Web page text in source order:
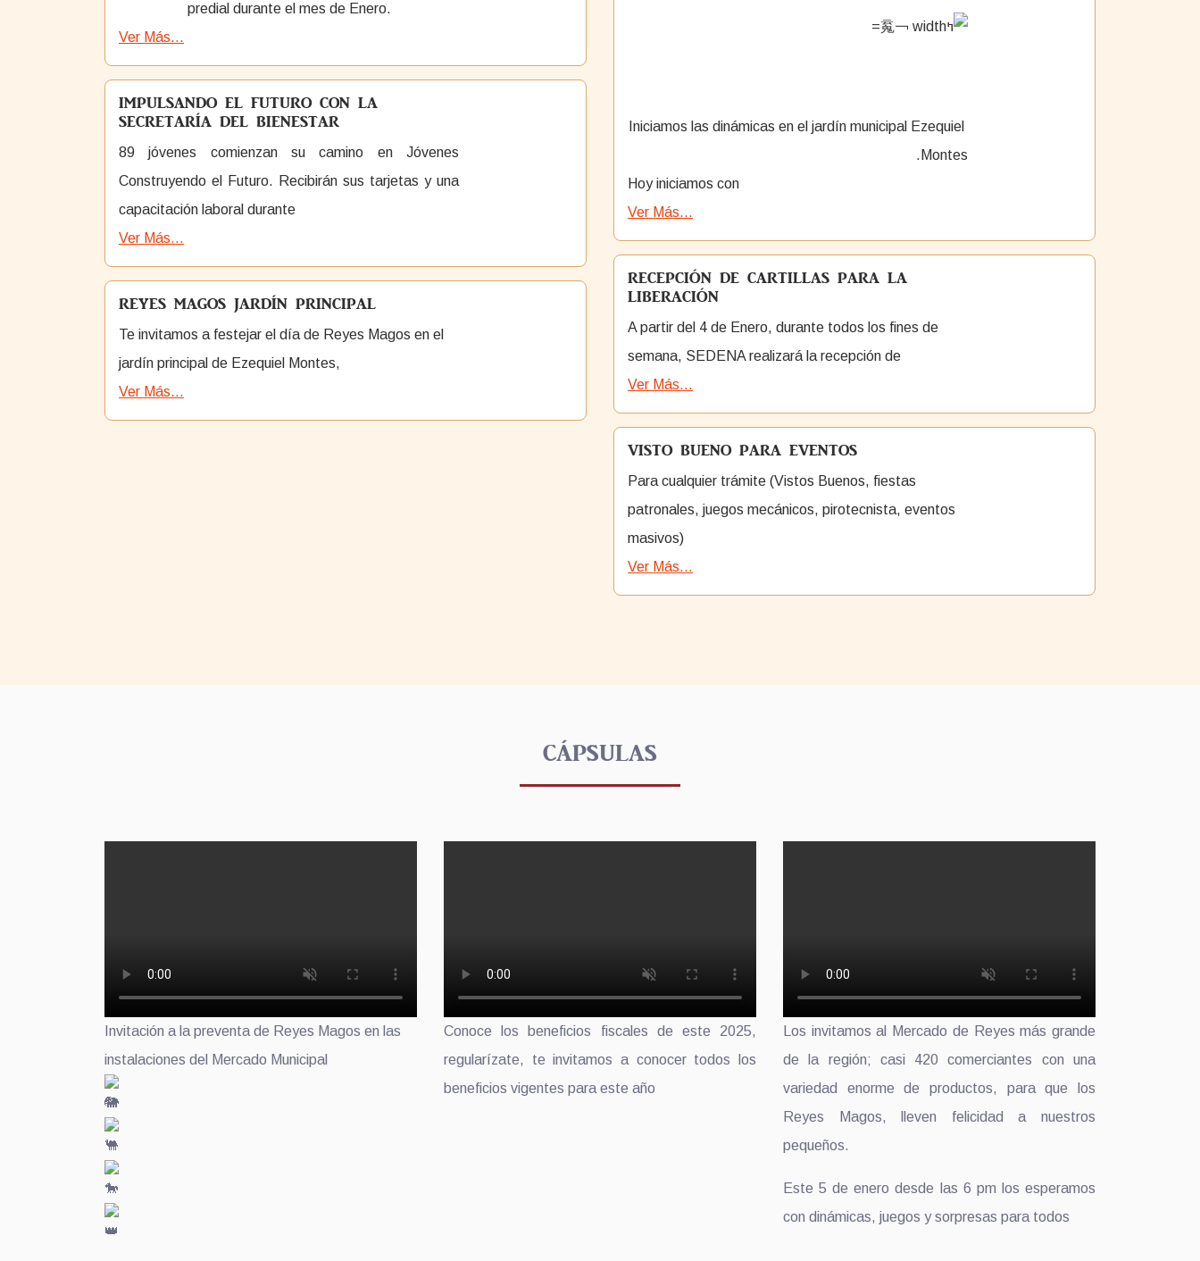
predial durante el mes de Enero.
Ver Más...
IMPULSANDO EL FUTURO CON LA
SECRETARÍA DEL BIENESTAR
89 jóvenes comienzan su camino en Jóvenes
Construyendo el Futuro. Recibirán sus tarjetas y una
capacitación laboral durante
Ver Más...
REYES MAGOS JARDÍN PRINCIPAL
Te invitamos a festejar el día de Reyes Magos en el
jardín principal de Ezequiel Montes,
Ver Más...
Iniciamos las dinámicas en el jardín municipal Ezequiel
Montes.
Hoy iniciamos con
Ver Más...
RECEPCIÓN DE CARTILLAS PARA LA
LIBERACIÓN
A partir del 4 de Enero, durante todos los fines de
semana, SEDENA realizará la recepción de
Ver Más...
VISTO BUENO PARA EVENTOS
Para cualquier trámite (Vistos Buenos, fiestas
patronales, juegos mecánicos, pirotecnista, eventos
masivos)
Ver Más...
CÁPSULAS
Invitación a la preventa de Reyes Magos en las
instalaciones del Mercado Municipal
Conoce los beneficios fiscales de este 2025,
regularízate, te invitamos a conocer todos los
beneficios vigentes para este año
Los invitamos al Mercado de Reyes más grande
de la región; casi 420 comerciantes con una
variedad enorme de productos, para que los
Reyes Magos, lleven felicidad a nuestros
pequeños.
Este 5 de enero desde las 6 pm los esperamos
con dinámicas, juegos y sorpresas para todos